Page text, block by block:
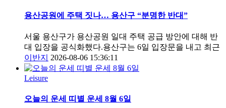
용산공원에 주택 짓나… 용산구 “분명한 반대”
서울 용산구가 용산공원 일대 주택 공급 방안에 대해 반
대 입장을 공식화했다.용산구는 6일 입장문을 내고 최근
이반지
2026-08-06 15:36:11
Leisure
오늘의 운세 띠별 운세 8월 6일